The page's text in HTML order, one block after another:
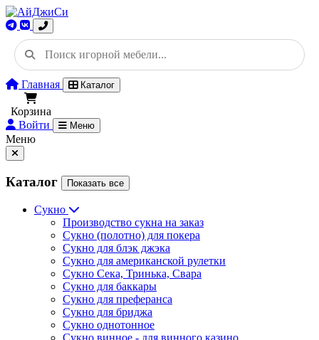
Главная Каталог
Корзина
Войти
Меню
Меню
Каталог Показать все
Сукно
Производство сукна на заказ
Сукно (полотно) для покера
Сукно для блэк джэка
Сукно для американской рулетки
Сукно Сека, Тринька, Свара
Сукно для баккары
Сукно для преферанса
Сукно для бриджа
Сукно однотонное